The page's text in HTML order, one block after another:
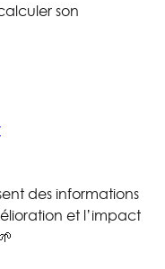
son
des informations
et l’impact